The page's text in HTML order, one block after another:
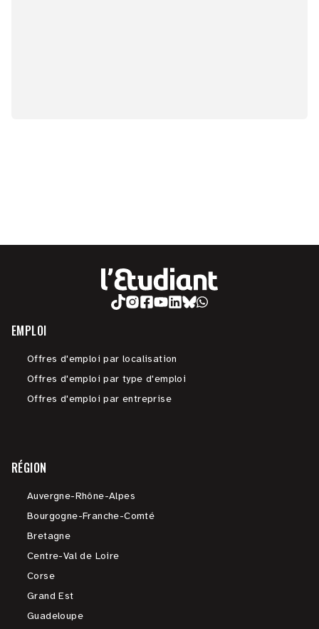
EMPLOI
Offres d'emploi par localisation
Offres d'emploi par type d'emploi
Offres d'emploi par entreprise
RÉGION
Auvergne-Rhône-Alpes
Bourgogne-Franche-Comté
Bretagne
Centre-Val de Loire
Corse
Grand Est
Guadeloupe